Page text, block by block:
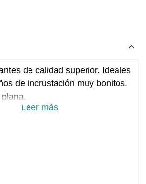
de calidad superior. Ideales
de incrustación muy bonitos.
Leer más